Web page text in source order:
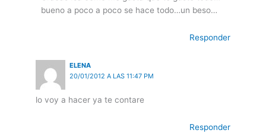
bueno a poco a poco se hace todo…un beso…
Responder
ELENA
20/01/2012 A LAS 11:47 PM
lo voy a hacer ya te contare
Responder